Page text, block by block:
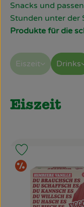
Bäckerei
Kühltheke
Naturwaren
Drogerie
Firmenkunden
Schulen & Kitas
Snacks und
Stunden unter der
Produkte für die
Eiszeit Drinks
Eiszeit
Produkt zu